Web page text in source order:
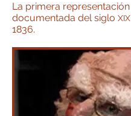
La primera representación
documentada del siglo XIX
1836.